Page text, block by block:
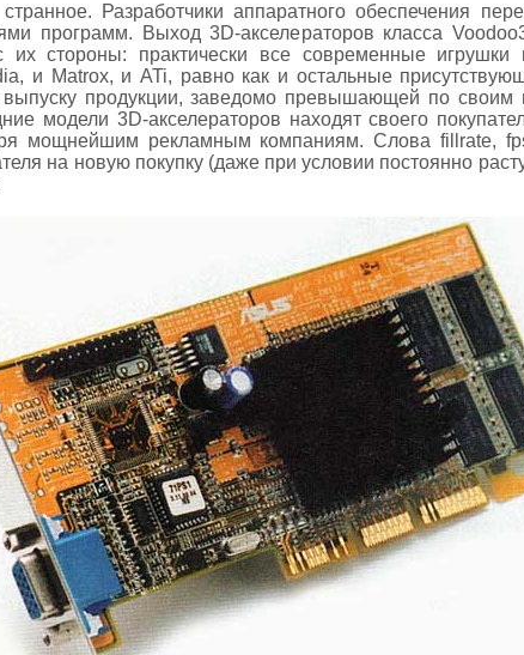
Разработчики аппаратного обеспечения
программ. Выход 3D-акселераторов класса
стороны: практически все современные игрушки
и Matrox, и ATi, равно как и остальные
продукции, заведомо превышающей по своим
модели 3D-акселераторов находят своего
мощнейшим рекламным компаниям. Слова fillrate,
на новую покупку (даже при условии постоянно